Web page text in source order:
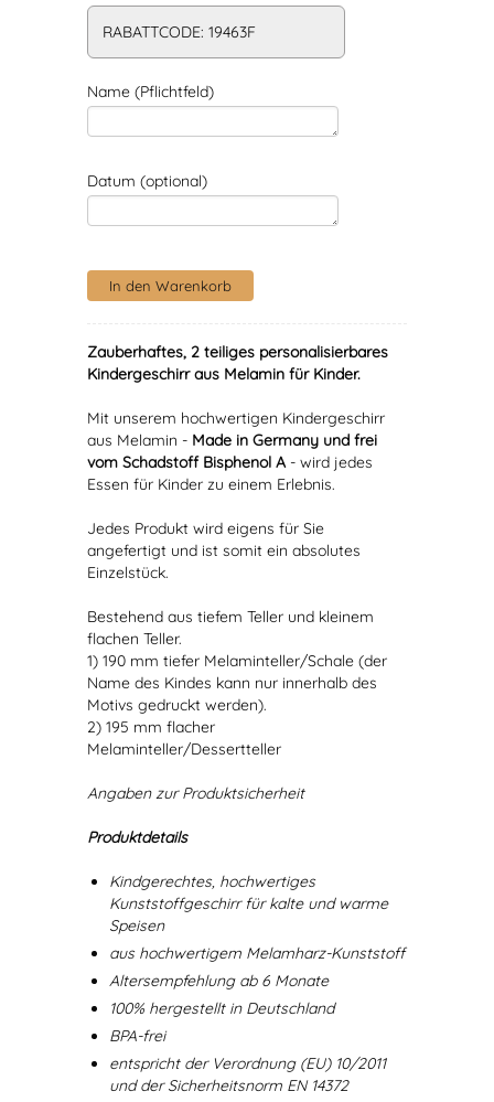
RABATTCODE: 19463F
Name (Pflichtfeld)
Datum (optional)
Zauberhaftes, 2 teiliges personalisierbares
Kindergeschirr aus Melamin für Kinder.
Mit unserem hochwertigen Kindergeschirr
aus Melamin - Made in Germany und frei
vom Schadstoff Bisphenol A- wird jedes
Essen für Kinder zu einem Erlebnis.
Jedes Produkt wird eigens für Sie
angefertigt und ist somit ein absolutes
Einzelstück.
Bestehend aus tiefem Teller und kleinem
flachen Teller.
1) 190 mm tiefer Melaminteller/Schale (der
Name des Kindes kann nur innerhalb des
Motivs gedruckt werden).
2) 195 mm flacher
Melaminteller/Dessertteller
Angaben zur Produktsicherheit
Produktdetails
Kindgerechtes, hochwertiges
Kunststoffgeschirr für kalte und warme
Speisen
aus hochwertigem Melamharz-Kunststoff
Altersempfehlung ab 6 Monate
100% hergestellt in Deutschland
BPA-frei
entspricht der Verordnung (EU) 10/2011
und der Sicherheitsnorm EN 14372